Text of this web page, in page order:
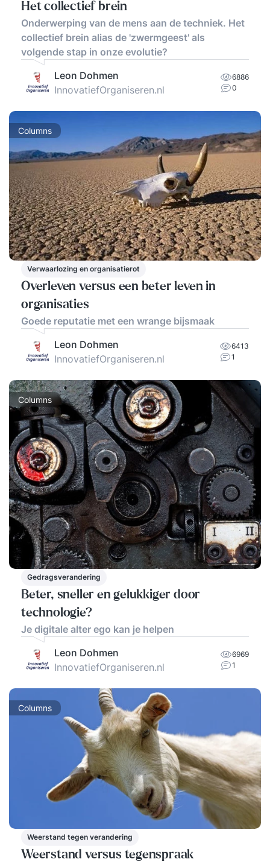
Het collectief brein
Onderwerping van de mens aan de techniek. Het
collectief brein alias de 'zwermgeest' als
volgende stap in onze evolutie?
Leon Dohmen
InnovatiefOrganiseren.nl
6886
0
Columns
Verwaarlozing en organisatierot
Overleven versus een beter leven in
organisaties
Goede reputatie met een wrange bijsmaak
Leon Dohmen
InnovatiefOrganiseren.nl
6413
1
Columns
Gedragsverandering
Beter, sneller en gelukkiger door
technologie?
Je digitale alter ego kan je helpen
Leon Dohmen
InnovatiefOrganiseren.nl
6969
1
Columns
Weerstand tegen verandering
Weerstand versus tegenspraak